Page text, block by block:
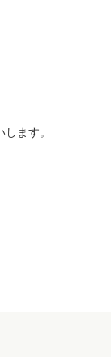
ます。